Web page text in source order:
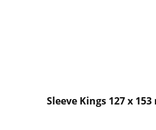
Sleeve Kings 127 x